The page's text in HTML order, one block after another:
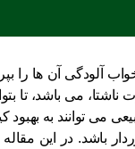
آلودگی آن ها را
می باشد، تا
توانند به بهبود
باشد. در این